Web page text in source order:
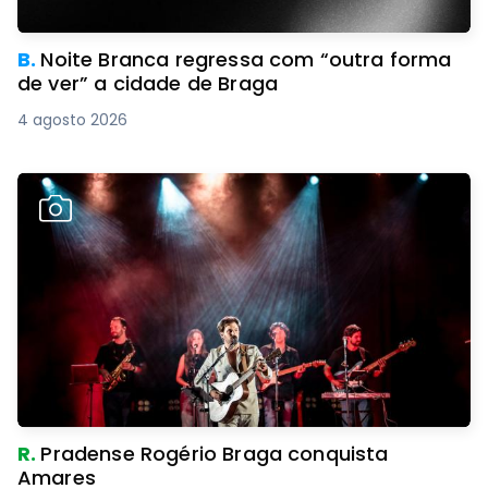
B. Noite Branca regressa com “outra forma
de ver” a cidade de Braga
4 agosto 2026
R. Pradense Rogério Braga conquista
Amares